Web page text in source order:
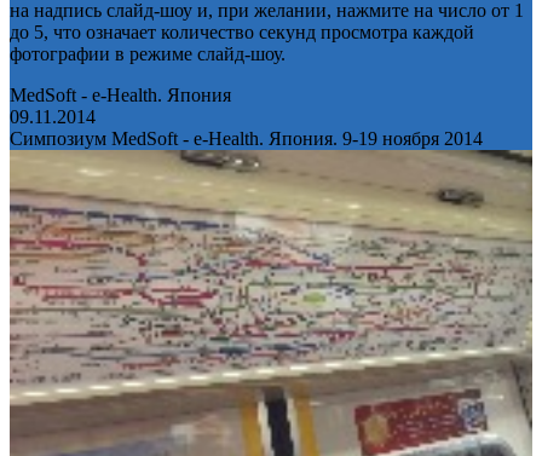
на надпись слайд-шоу и, при желании, нажмите на число от 1
до 5, что означает количество секунд просмотра каждой
фотографии в режиме слайд-шоу.
MedSoft - e-Health. Япония
09.11.2014
Симпозиум MedSoft - e-Health. Япония. 9-19 ноября 2014